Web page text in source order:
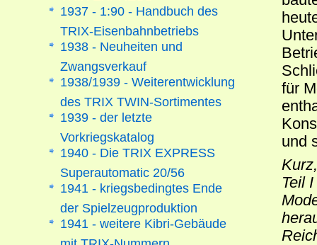
für
und
Teil
1937 - 1:90 - Handbuch des
TRIX-Eisenbahnbetriebs
1938 - Neuheiten und
Zwangsverkauf
1938/1939 - Weiterentwicklung
des TRIX TWIN-Sortimentes
1939 - der letzte
Vorkriegskatalog
1940 - Die TRIX EXPRESS
Superautomatic 20/56
1941 - kriegsbedingtes Ende
der Spielzeugproduktion
1941 - weitere Kibri-Gebäude
mit TRIX-Nummern